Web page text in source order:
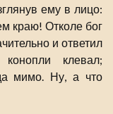
ему в лицо:
краю! Отколе бог
и ответил
клевал;
мимо. Ну, а что